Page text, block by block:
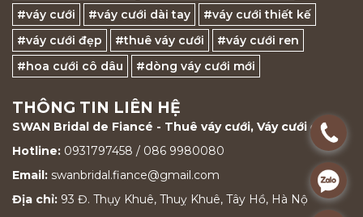
#váy cưới
#váy cưới dài tay
#váy cưới thiết kế
#váy cưới đẹp
#thuê váy cưới
#váy cưới ren
#hoa cưới cô dâu
#dòng váy cưới mới
THÔNG TIN LIÊN HỆ
SWAN Bridal de Fiancé - Thuê váy cưới, Váy cưới đẹp
Hotline: 0931797458 / 086 9980080
Email: swanbridal.fiance@gmail.com
Địa chỉ: 93 Đ. Thụy Khuê, Thuỵ Khuê, Tây Hồ, Hà Nộ
.
.